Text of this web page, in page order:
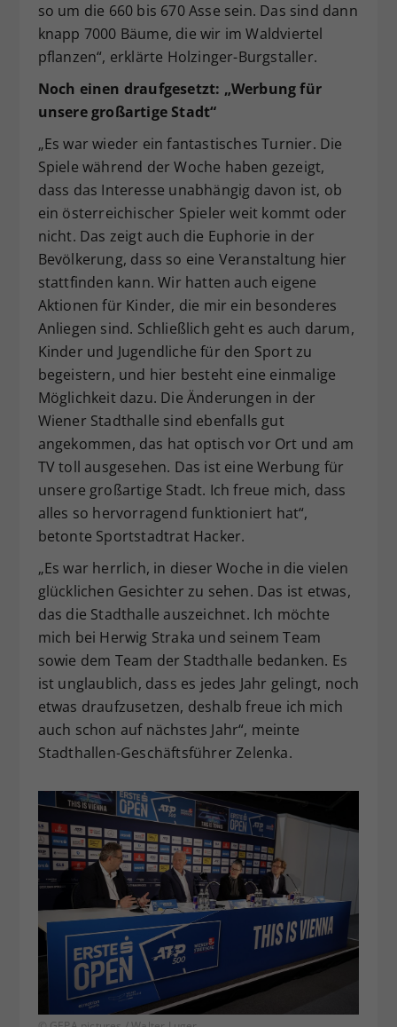
so um die 660 bis 670 Asse sein. Das sind dann
knapp 7000 Bäume, die wir im Waldviertel
pflanzen“, erklärte Holzinger-Burgstaller.
Noch einen draufgesetzt: „Werbung für
unsere großartige Stadt“
„Es war wieder ein fantastisches Turnier. Die
Spiele während der Woche haben gezeigt,
dass das Interesse unabhängig davon ist, ob
ein österreichischer Spieler weit kommt oder
nicht. Das zeigt auch die Euphorie in der
Bevölkerung, dass so eine Veranstaltung hier
stattfinden kann. Wir hatten auch eigene
Aktionen für Kinder, die mir ein besonderes
Anliegen sind. Schließlich geht es auch darum,
Kinder und Jugendliche für den Sport zu
begeistern, und hier besteht eine einmalige
Möglichkeit dazu. Die Änderungen in der
Wiener Stadthalle sind ebenfalls gut
angekommen, das hat optisch vor Ort und am
TV toll ausgesehen. Das ist eine Werbung für
unsere großartige Stadt. Ich freue mich, dass
alles so hervorragend funktioniert hat“,
betonte Sportstadtrat Hacker.
„Es war herrlich, in dieser Woche in die vielen
glücklichen Gesichter zu sehen. Das ist etwas,
das die Stadthalle auszeichnet. Ich möchte
mich bei Herwig Straka und seinem Team
sowie dem Team der Stadthalle bedanken. Es
ist unglaublich, dass es jedes Jahr gelingt, noch
etwas draufzusetzen, deshalb freue ich mich
auch schon auf nächstes Jahr“, meinte
Stadthallen-Geschäftsführer Zelenka.